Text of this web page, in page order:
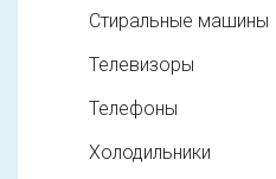
Стиральные машины
Телевизоры
Телефоны
Холодильники